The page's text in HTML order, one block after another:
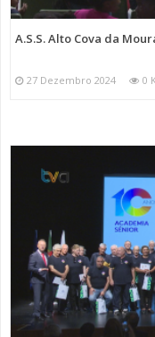
A.S.S. Alto Cova da
27 Dezembro 2024 0